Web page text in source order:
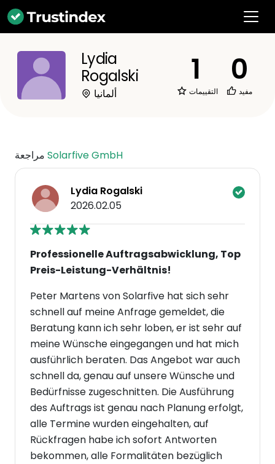
Lydia
Rogalski
ألمانيا
1
التقييمات
0
مفيد
Solarfive GmbH
Lydia Rogalski
2026.02.05
Professionelle Auftragsabwicklung, Top
Preis-Leistung-Verhältnis!
Peter Martens von Solarfive hat sich sehr
schnell auf meine Anfrage gemeldet, die
Beratung kann ich sehr loben, er ist sehr auf
meine Wünsche eingegangen und hat mich
ausführlich beraten. Das Angebot war auch
schnell da, genau auf unsere Wünsche und
Bedürfnisse zugeschnitten. Die Ausführung
des Auftrags ist genau nach Planung erfolgt,
alle Termine wurden eingehalten, auf
Rückfragen habe ich sofort Antworten
bekommen, alle Formalitäten bezüglich